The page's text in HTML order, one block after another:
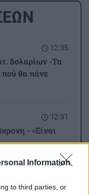
Information
to third parties, or
12:35
δολαρίων -Τα
πού θα πάνε
12:31
- «Είναι
αεροδρόμιο να